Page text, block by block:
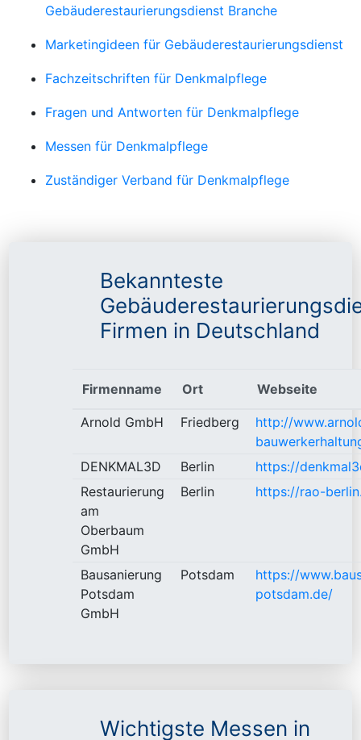
Gebäuderestaurierungsdienst Branche
Marketingideen für Gebäuderestaurierungsdienst
Fachzeitschriften für Denkmalpflege
Fragen und Antworten für Denkmalpflege
Messen für Denkmalpflege
Zuständiger Verband für Denkmalpflege
Bekannteste
Firmen in Deutschland
Firmenname Ort Webseite
Arnold GmbH Friedberg
http://
DENKMAL3D
Berlin
https://
Restaurierung
am
Oberbaum
GmbH
Berlin https://rao-
Bausanierung
Potsdam
GmbH
Potsdam
https://
potsdam.de/
Wichtigste Messen in